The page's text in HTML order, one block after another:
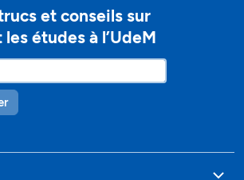
et conseils sur
les études à l’UdeM